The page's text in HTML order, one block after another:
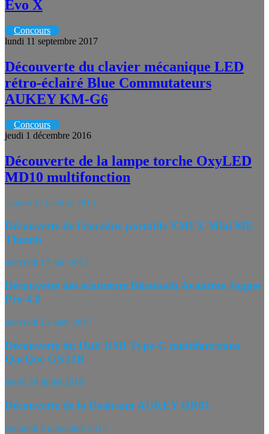
Evo X
Concours
lundi 11 septembre 2017
Découverte du clavier mécanique LED
rétro-éclairé Blue Commutateurs
AUKEY KM-G6
Concours
jeudi 1 décembre 2016
Découverte de la lampe torche OxyLED
MD10 multifonction
samedi 17 octobre 2015
Découverte de l’enceinte portable XMI X-Mini ME
Thumb
mercredi 17 juin 2015
Découverte des écouteurs Bluetooth Avantree Jogger
Pro 4.0
mercredi 15 mars 2017
Découverte du Hub USB Type-C multifonctions
QacQoc GN21B
mardi 24 juillet 2018
Découverte de la Dashcam AUKEY DR01
vendredi 6 novembre 2015